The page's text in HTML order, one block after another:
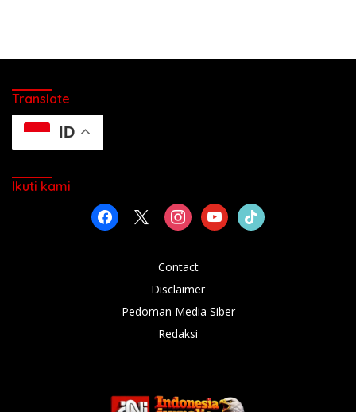
Translate
ID
Ikuti kami
facebook instagramyoutubetiktok
Contact
Disclaimer
Pedoman Media Siber
Redaksi